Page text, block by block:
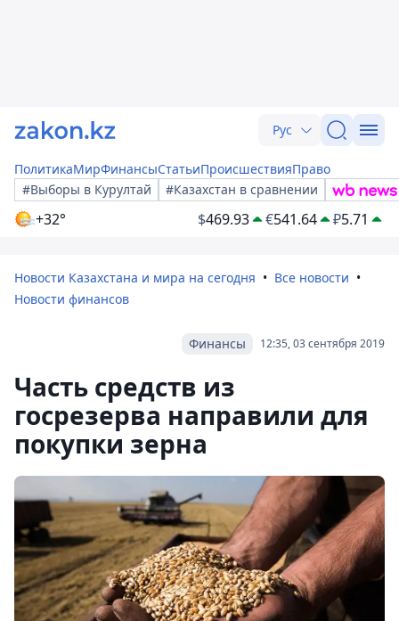
Рус
ПолитикаМирФинансыСтатьиПроисшествияПраво
#Выборы в Курултай
#Казахстан в сравнении
+32° $469.93 €541.64 ₽5.71
Новости Казахстана и мира на сегодня
Все новости
Новости финансов
12:35, 03 сентября 2019
Финансы
Часть средств из
госрезерва направили для
покупки зерна